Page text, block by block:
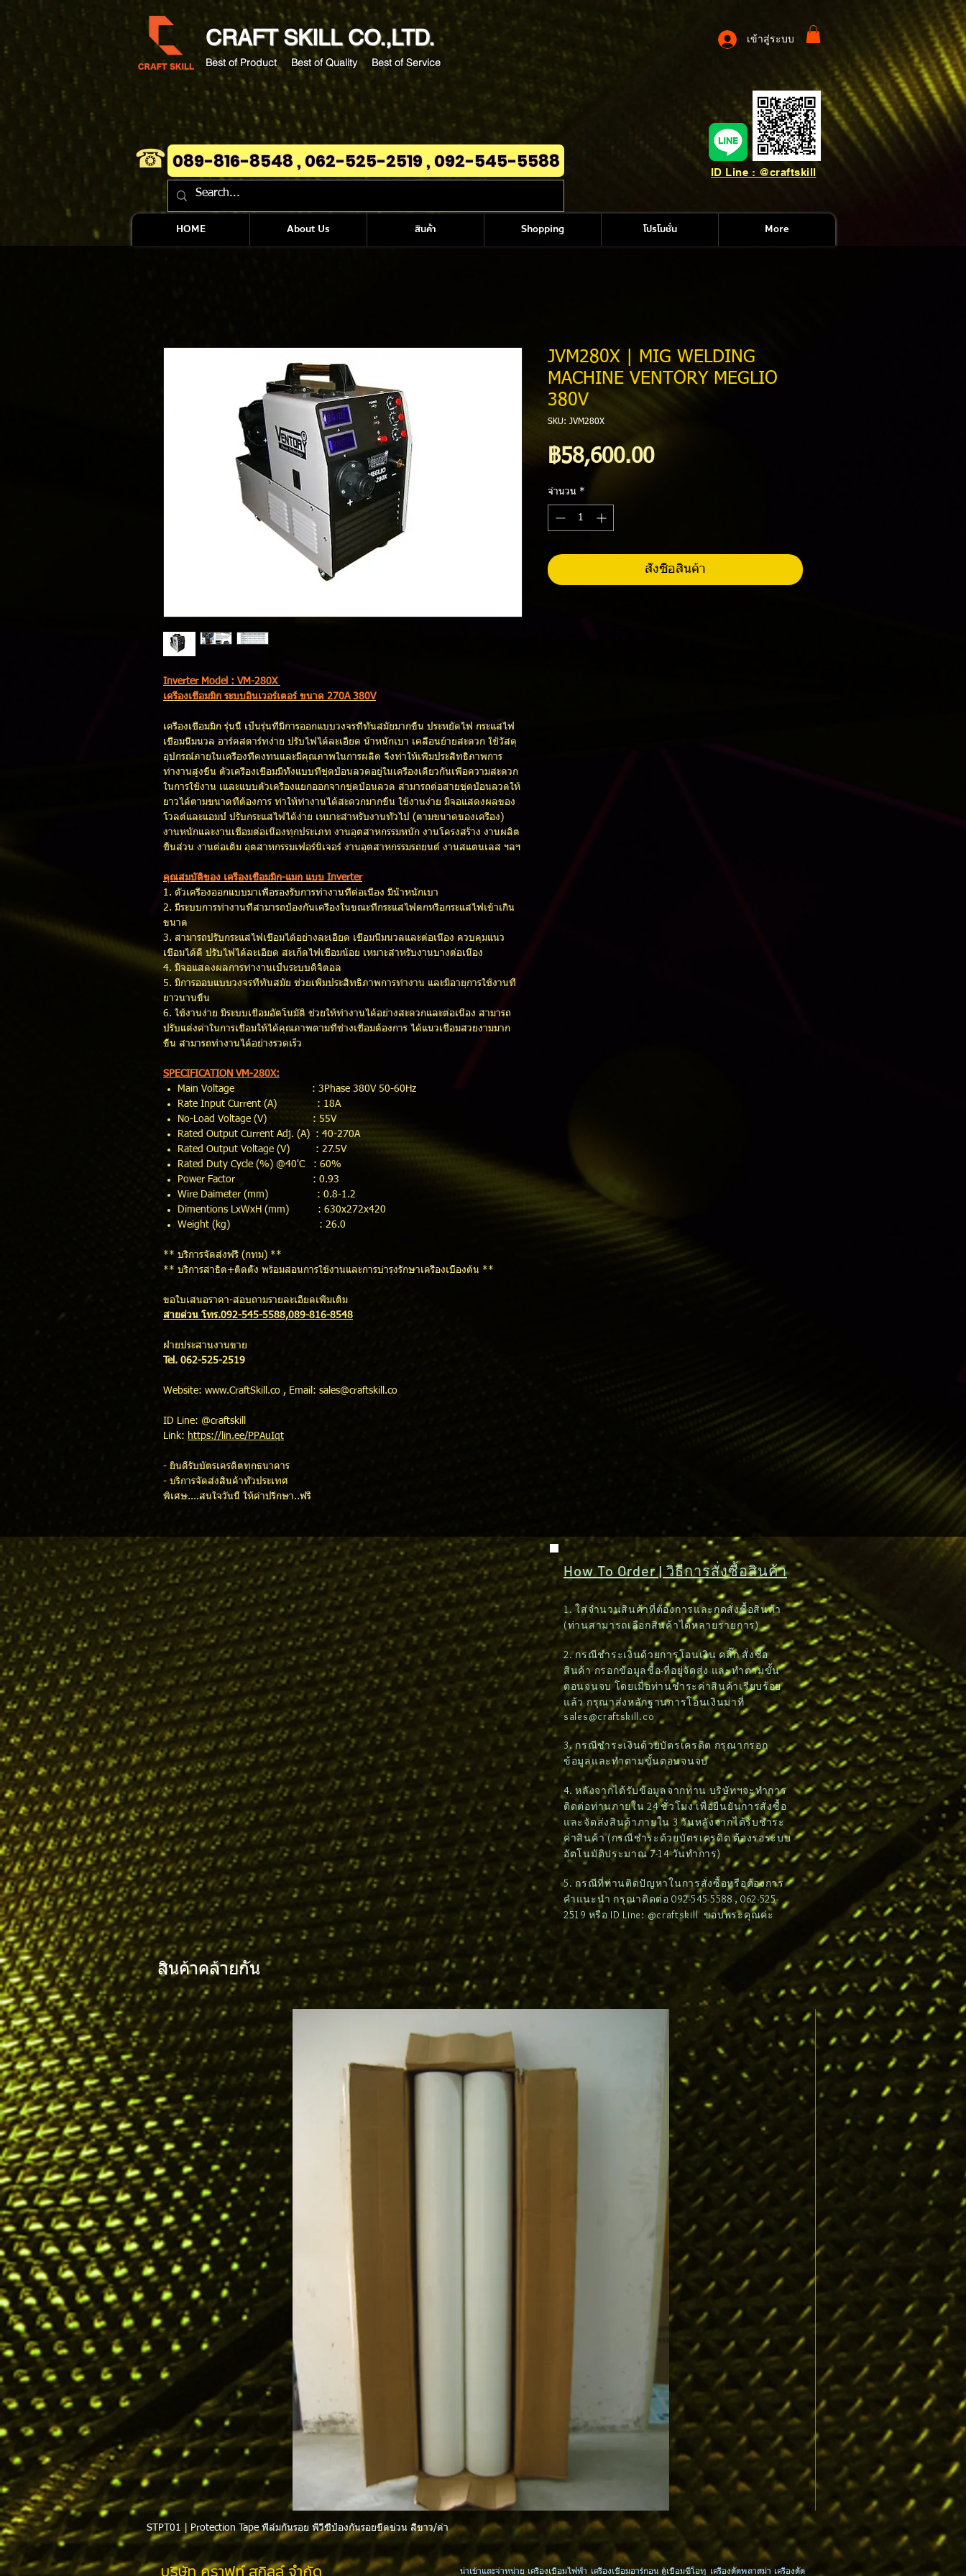
CRAFT SKILL CO.,LTD.
Best of Product Best of Quality Best of Service
เข้าสู่ระบบ
☎ 089-816-8548 , 062-525-2519 , 092-545-5588 ID Line : @craftskill
HOME About Us สินค้า Shopping โปรโมชั่น More
Inverter Model : VM-280X
เครื่องเชื่อมมิก ระบบอินเวอร์เตอร์ ขนาด 270A 380V
เครื่องเชื่อมมิก รุ่นนี้ เป็นรุ่นที่มีการออกแบบวงจรที่ทันสมัยมากขึ้น ประหยัดไฟ กระแสไฟ
เชื่อมนิ่มนวล อาร์คสตาร์ทง่าย ปรับไฟได้ละเอียด น้ำหนักเบา เคลื่อนย้ายสะดวก ใช้วัสดุ
อุปกรณ์ภายในเครื่องที่คงทนและมีคุณภาพในการผลิต จึงทำให้เพิ่มประสิทธิภาพการ
ทำงานสูงขึ้น ตัวเครื่องเชื่อมมีทั้งแบบที่ชุดป้อนลวดอยู่ในเครื่องเดียวกันเพื่อความสะดวก
ในการใช้งาน เและแบบตัวเครื่องแยกออกจากชุดป้อนลวด สามารถต่อสายชุดป้อนลวดให้
ยาวได้ตามขนาดที่ต้องการ ทำให้ทำงานได้สะดวกมากขึ้น ใช้งานง่าย มีจอแสดงผลของ
โวลต์และแอมป์ ปรับกระแสไฟได้ง่าย เหมาะสำหรับงานทั่วไป (ตามขนาดของเครื่อง)
งานหนักและงานเชื่อมต่อเนื่องทุกประเภท งานอุตสาหกรรมหนัก งานโครงสร้าง งานผลิต
ชิ้นส่วน งานต่อเติม อุตสาหกรรมเฟอร์นิเจอร์ งานอุตสาหกรรมรถยนต์ งานสแตนเลส ฯลฯ
คุณสมบัติของ เครื่องเชื่อมมิก-แมก แบบ Inverter
1. ตัวเครื่องออกแบบมาเพื่อรองรับการทำงานที่ต่อเนื่อง มีน้ำหนักเบา
2. มีระบบการทำงานที่สามารถป้องกันเครื่องในขณะที่กระแสไฟตกหรือกระแสไฟเข้าเกิน
ขนาด
3. สามารถปรับกระแสไฟเชื่อมได้อย่างละเอียด เชื่อมนิ่มนวลและต่อเนื่อง ควบคุมแนว
เชื่อมได้ดี ปรับไฟได้ละเอียด สะเก็ดไฟเชื่อมน้อย เหมาะสำหรับงานบางต่อเนื่อง
4. มีจอแสดงผลการทำงานเป็นระบบดิจิตอล
5. มีการออบแบบวงจรที่ทันสมัย ช่วยเพิ่มประสิทธิภาพการทำงาน และมีอายุการใช้งานที่
ยาวนานขึ้น
6. ใช้งานง่าย มีระบบเชื่อมอัตโนมัติ ช่วยให้ทำงานได้อย่างสะดวกและต่อเนื่อง สามารถ
ปรับแต่งค่าในการเชื่อมให้ได้คุณภาพตามที่ช่างเชื่อมต้องการ ได้แนวเชื่อมสวยงามมาก
ขึ้น สามารถทำงานได้อย่างรวดเร็ว
SPECIFICATION VM-280X:
Main Voltage : 3Phase 380V 50-60Hz
Rate Input Current (A) : 18A
No-Load Voltage (V) : 55V
Rated Output Current Adj. (A) : 40-270A
Rated Output Voltage (V) : 27.5V
Rated Duty Cycle (%) @40'C : 60%
Power Factor : 0.93
Wire Daimeter (mm) : 0.8-1.2
Dimentions LxWxH (mm) : 630x272x420
Weight (kg) : 26.0
** บริการจัดส่งฟรี (กทม) **
** บริการสาธิต+ติดตั้ง พร้อมสอนการใช้งานและการบำรุงรักษาเครื่องเบื้องต้น **
ขอใบเสนอราคา-สอบถามรายละเอียดเพิ่มเติม
สายด่วน โทร.092-545-5588,089-816-8548
ฝ่ายประสานงานขาย
Tel. 062-525-2519
Website: www.CraftSkill.co , Email: sales@craftskill.co
ID Line: @craftskill
Link: https://lin.ee/PPAuIqt
- ยินดีรับบัตรเครดิตทุกธนาคาร
- บริการจัดส่งสินค้าทั่วประเทศ
พิเศษ....สนใจวันนี้ ให้คำปรึกษา..ฟรี
JVM280X | MIG WELDING
MACHINE VENTORY MEGLIO
380V
SKU: JVM280X
฿58,600.00ราคา
จำนวน *
สั่งซื้อสินค้า
How To Order | วิธีการสั่งซื้อสินค้า
1. ใส่จำนวนสินค้าที่ต้องการและกดสั่งซื้อสินค้า
(ท่านสามารถเลือกสินค้าได้หลายรายการ)
2. กรณีชำระเงินด้วยการโอนเงิน คลิ๊ก สั่งซื้อ
สินค้า กรอกข้อมูลชื่อ-ที่อยู่จัดส่ง และทำตามขั้น
ตอนจนจบ โดยเมื่อท่านชำระค่าสินค้าเรียบร้อย
แล้ว กรุณาส่งหลักฐานการโอนเงินมาที่
sales@craftskill.co
3. กรณีชำระเงินด้วยบัตรเครดิต กรุณากรอก
ข้อมูลและทำตามขั้นตอนจนจบ
4. หลังจากได้รับข้อมูลจากท่าน บริษัทฯจะทำการ
ติดต่อท่านภายใน 24 ชั่วโมง เพื่อยืนยันการสั่งซื้อ
และจัดส่งสินค้าภายใน 3 วันหลังจากได้รับชำระ
ค่าสินค้า (กรณีชำระด้วยบัตรเครดิต ต้องรอระบบ
อัตโนมัติประมาณ 7-14 วันทำการ)
5. กรณีที่ท่านติดปัญหาในการสั่งซื้อหรือต้องการ
คำแนะนำ กรุณาติดต่อ 092-545-5588 , 062-525-
2519 หรือ ID Line: @craftskill ขอบพระคุณค่ะ
สินค้าคล้ายกัน
ดูข้อมูลด่วน
STPT01 | Protection Tape ฟิล์มกันรอย พีวีซีป้องกันรอยขีดข่วน สีขาว/ดำ
นำเข้าและจำหน่าย เครื่องเชื่อมไฟฟ้า เครื่องเชื่อมอาร์กอน ตู้เชื่อมซีโอทู เครื่องตัดพลาสม่า เครื่องตัด